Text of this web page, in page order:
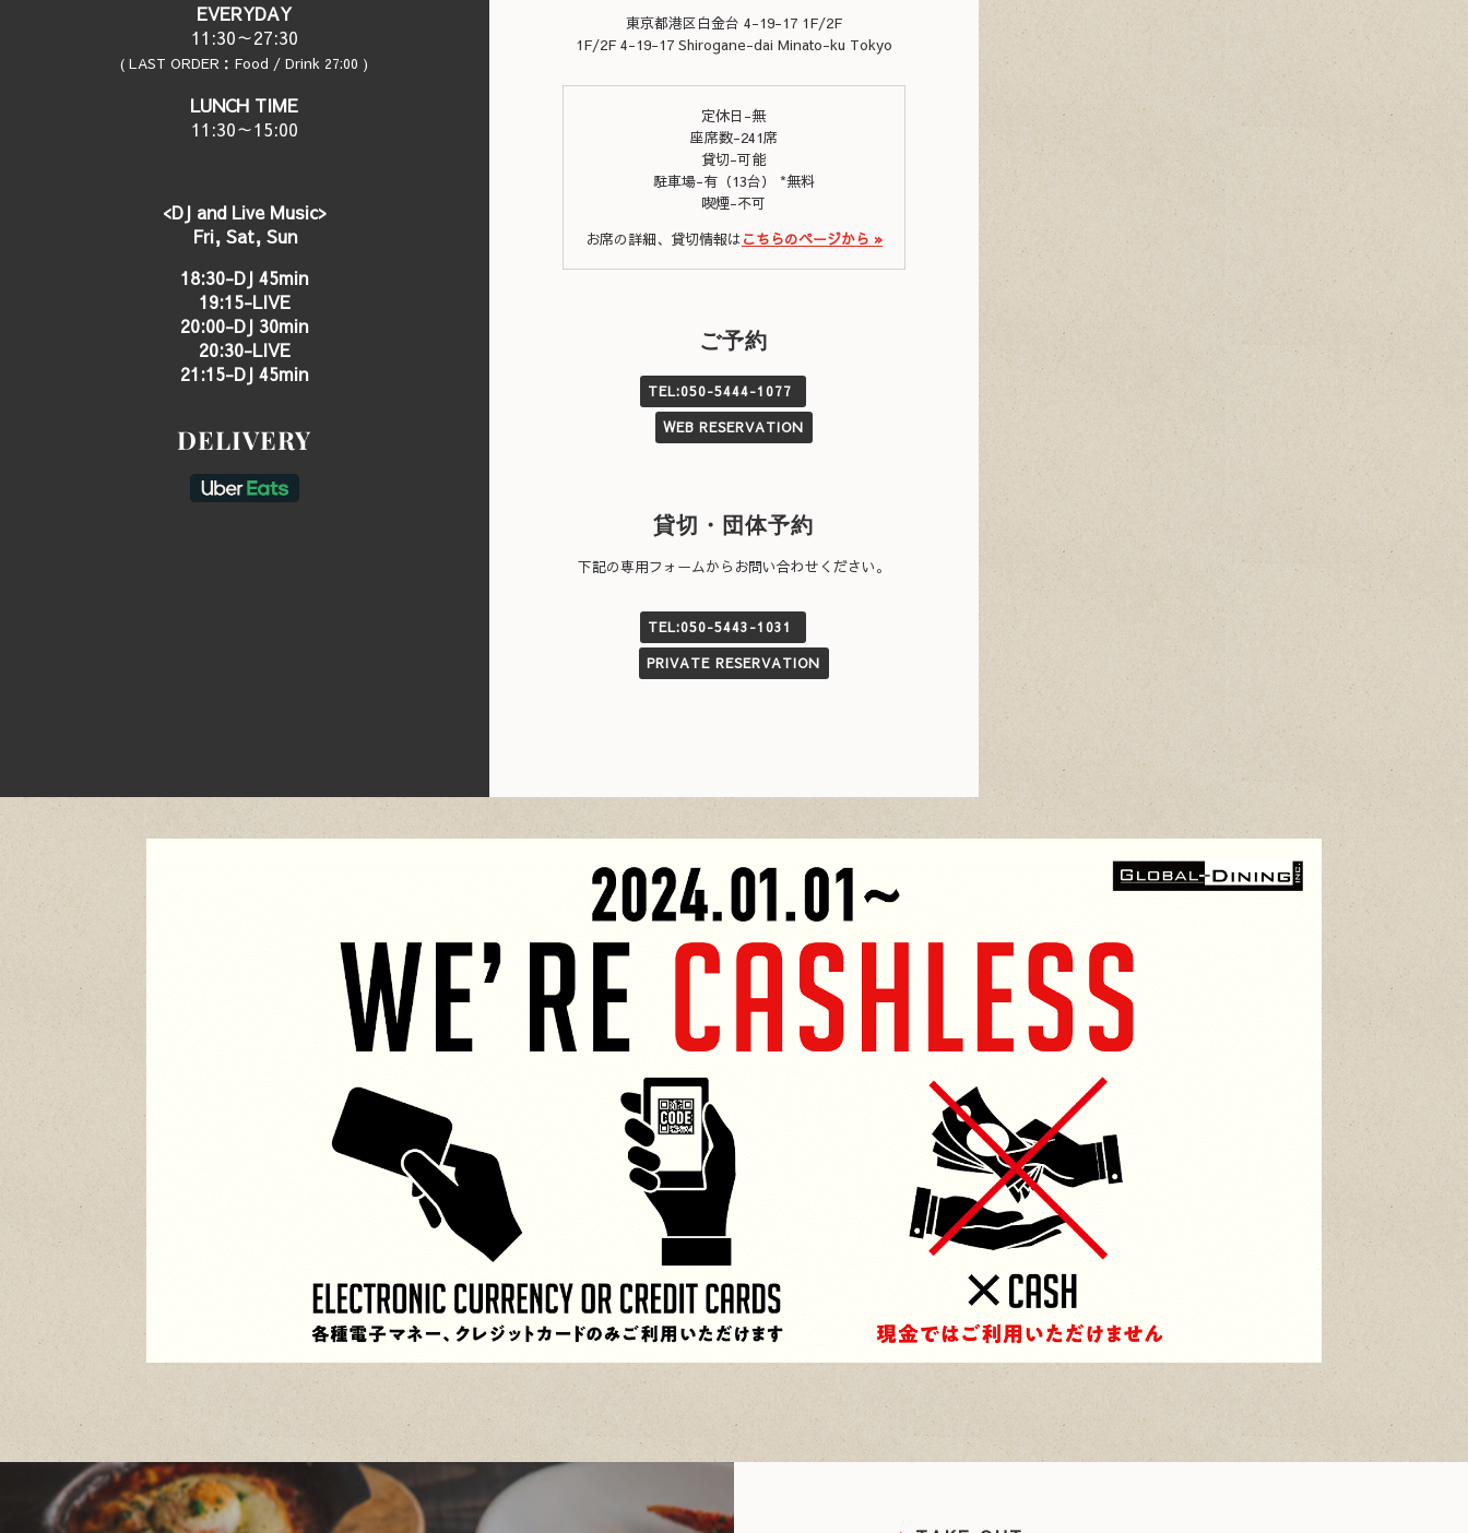
EVERYDAY
11:30～27:30
( LAST ORDER：Food / Drink 27:00 )
LUNCH TIME
11:30～15:00
<DJ and Live Music>
Fri, Sat, Sun
18:30-DJ 45min
19:15-LIVE
20:00-DJ 30min
20:30-LIVE
21:15-DJ 45min
DELIVERY
東京都港区白金台 4-19-17 1F/2F
1F/2F 4-19-17 Shirogane-dai Minato-ku Tokyo
定休日-無
座席数-241席
貸切-可能
駐車場-有（13台） *無料
喫煙-不可
お席の詳細、貸切情報はこちらのページから »
ご予約
TEL:050-5444-1077
WEB RESERVATION
貸切・団体予約
下記の専用フォームからお問い合わせください。
TEL:050-5443-1031
PRIVATE RESERVATION